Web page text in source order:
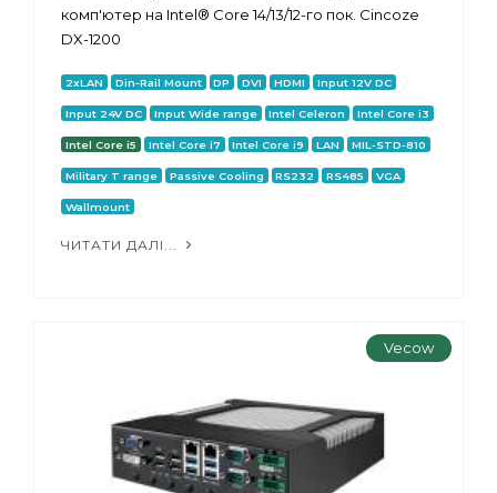
комп'ютер на Intel® Core 14/13/12-го пок. Cincoze
DX-1200
2xLAN Din-Rail Mount DP DVI HDMI Input 12V DC
Input 24V DC Input Wide range Intel Celeron Intel Core i3
Intel Core i5 Intel Core i7 Intel Core i9 LAN MIL-STD-810
Military T range Passive Cooling RS232 RS485 VGA
Wallmount
ЧИТАТИ ДАЛІ...
Vecow